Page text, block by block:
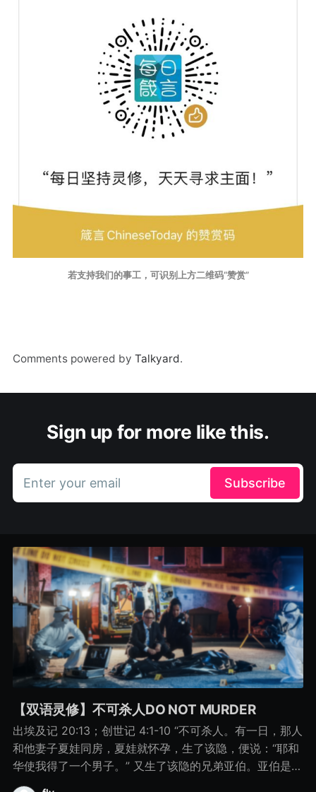
若支持我们的事工，可识别上方二维码“赞赏”
Comments powered by Talkyard.
Sign up for more like this.
Enter your email Subscribe
【双语灵修】不可杀人DO NOT MURDER
出埃及记 20:13；创世记 4:1-10 “不可杀人。有一日，那人
和他妻子夏娃同房，夏娃就怀孕，生了该隐，便说：“耶和
华使我得了一个男子。” 又生了该隐的兄弟亚伯。亚伯是牧
羊的，该隐是种地的。 有一日，该隐拿地里的出产为供物